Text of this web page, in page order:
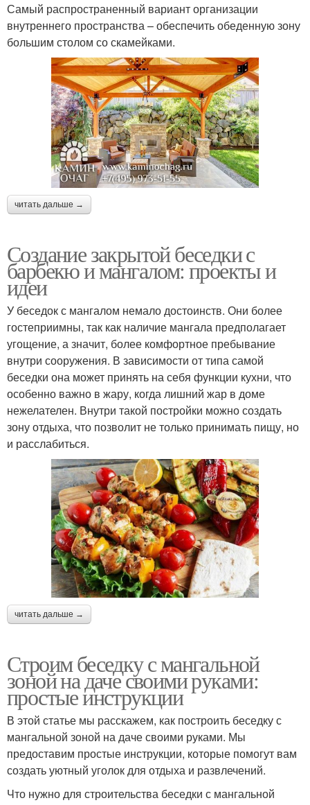
Самый распространенный вариант организации
внутреннего пространства – обеспечить обеденную зону
большим столом со скамейками.
читать дальше →
Создание закрытой беседки с
барбекю и мангалом: проекты и
идеи
У беседок с мангалом немало достоинств. Они более
гостеприимны, так как наличие мангала предполагает
угощение, а значит, более комфортное пребывание
внутри сооружения. В зависимости от типа самой
беседки она может принять на себя функции кухни, что
особенно важно в жару, когда лишний жар в доме
нежелателен. Внутри такой постройки можно создать
зону отдыха, что позволит не только принимать пищу, но
и расслабиться.
читать дальше →
Строим беседку с мангальной
зоной на даче своими руками:
простые инструкции
В этой статье мы расскажем, как построить беседку с
мангальной зоной на даче своими руками. Мы
предоставим простые инструкции, которые помогут вам
создать уютный уголок для отдыха и развлечений.
Что нужно для строительства беседки с мангальной